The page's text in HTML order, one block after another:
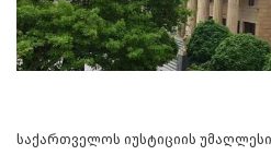
საქართველოს იუსტიციის